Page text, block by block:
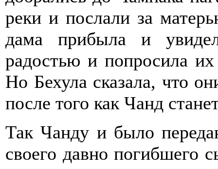
реки и послали за
дама прибыла и
радостью и попросила
Но Бехула сказала, что
после того как Чанд
Так Чанду и было
своего давно погибшего